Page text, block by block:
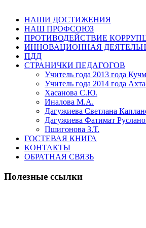
НАШИ ДОСТИЖЕНИЯ
НАШ ПРОФСОЮЗ
ПРОТИВОДЕЙСТВИЕ
ИННОВАЦИОННАЯ
ПДД
СТРАНИЧКИ ПЕДАГОГОВ
Учитель года 2013 года
Учитель года 2014 года
Хасанова С.Ю.
Иналова М.А.
Дагужиева Светлана
Дагужиева Фатимат
Пшигонова З.Т.
ГОСТЕВАЯ КНИГА
КОНТАКТЫ
ОБРАТНАЯ СВЯЗЬ
Полезные ссылки